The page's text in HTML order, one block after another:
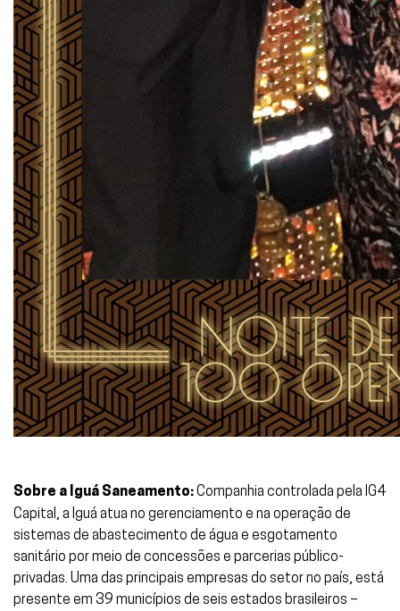
Sobre a Iguá Saneamento:Companhia controlada pela IG4
Capital, a Iguá atua no gerenciamento e na operação de
sistemas de abastecimento de água e esgotamento
sanitário por meio de concessões e parcerias público-
privadas. Uma das principais empresas do setor no país, está
presente em 39 municípios de seis estados brasileiros –